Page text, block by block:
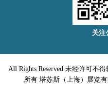
关注
All Rights Reserved 未经许可不
所有 塔苏斯（上海）展览